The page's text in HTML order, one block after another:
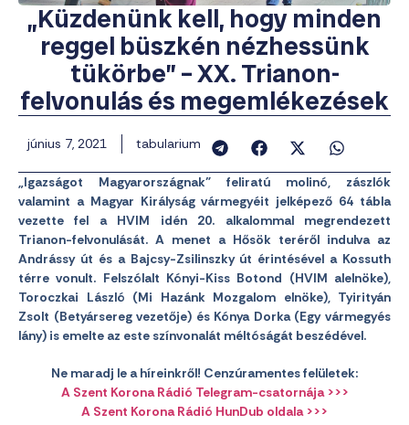
„Küzdenünk kell, hogy minden
reggel büszkén nézhessünk
tükörbe” – XX. Trianon-
felvonulás és megemlékezések
június 7, 2021 tabularium
„Igazságot Magyarországnak” feliratú molinó, zászlók
valamint a Magyar Királyság vármegyéit jelképező 64 tábla
vezette fel a HVIM idén 20. alkalommal megrendezett
Trianon-felvonulását. A menet a Hősök teréről indulva az
Andrássy út és a Bajcsy-Zsilinszky út érintésével a Kossuth
térre vonult. Felszólalt Kónyi-Kiss Botond (HVIM alelnöke),
Toroczkai László (Mi Hazánk Mozgalom elnöke), Tyirityán
Zsolt (Betyársereg vezetője) és Kónya Dorka (Egy vármegyés
lány) is emelte az este színvonalát méltóságát beszédével.
Ne maradj le a híreinkről! Cenzúramentes felületek:
A Szent Korona Rádió Telegram-csatornája >>>
A Szent Korona Rádió HunDub oldala >>>